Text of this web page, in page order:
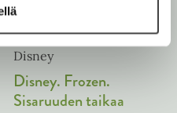
Disney
Disney. Frozen.
Sisaruuden taikaa